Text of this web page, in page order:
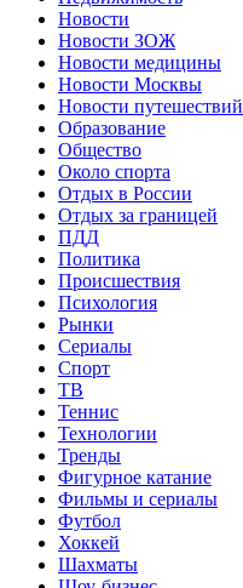
Новости
Новости ЗОЖ
Новости медицины
Новости Москвы
Новости путешествий
Образование
Общество
Около спорта
Отдых в России
Отдых за границей
ПДД
Политика
Происшествия
Психология
Рынки
Сериалы
Спорт
ТВ
Теннис
Технологии
Тренды
Фигурное катание
Фильмы и сериалы
Футбол
Хоккей
Шахматы